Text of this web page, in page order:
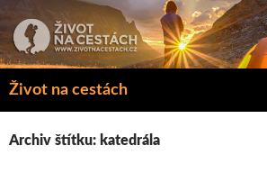
k
obsahu
Život na cestách
Hledat
Archiv štítku: katedrála